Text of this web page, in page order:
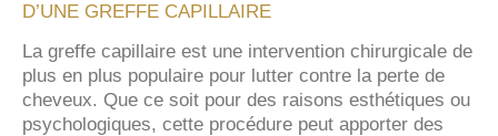
D’UNE GREFFE CAPILLAIRE
La greffe capillaire est une intervention chirurgicale de
plus en plus populaire pour lutter contre la perte de
cheveux. Que ce soit pour des raisons esthétiques ou
psychologiques, cette procédure peut apporter des